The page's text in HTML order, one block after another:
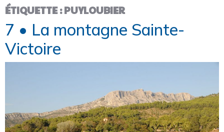
ÉTIQUETTE :PUYLOUBIER
7 • La montagne Sainte-
Victoire